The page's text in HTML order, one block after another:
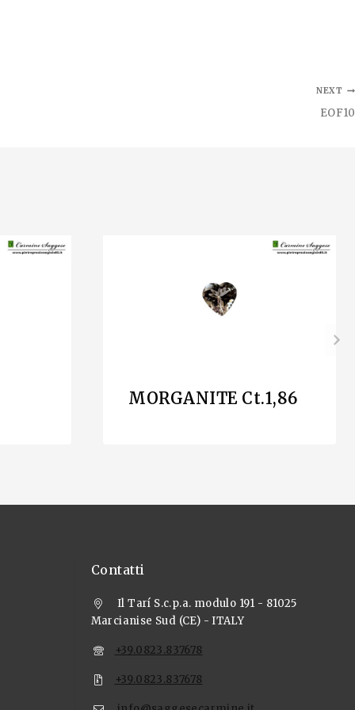
NEXT
EOF10
MORGANITE Ct.1,86
Contatti
Il Tarí S.c.p.a. modulo 191 - 81025
Marcianise Sud (CE) - ITALY
+39.0823.837678
+39.0823.837678